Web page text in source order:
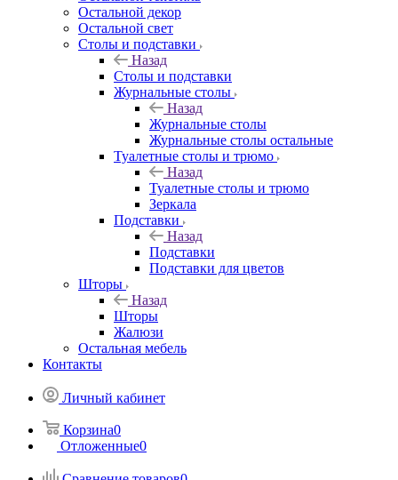
Остальной декор
Остальной свет
Столы и подставки
Назад
Столы и подставки
Журнальные столы
Назад
Журнальные столы
Журнальные столы остальные
Туалетные столы и трюмо
Назад
Туалетные столы и трюмо
Зеркала
Подставки
Назад
Подставки
Подставки для цветов
Шторы
Назад
Шторы
Жалюзи
Остальная мебель
Контакты
Личный кабинет
Корзина0
Отложенные0